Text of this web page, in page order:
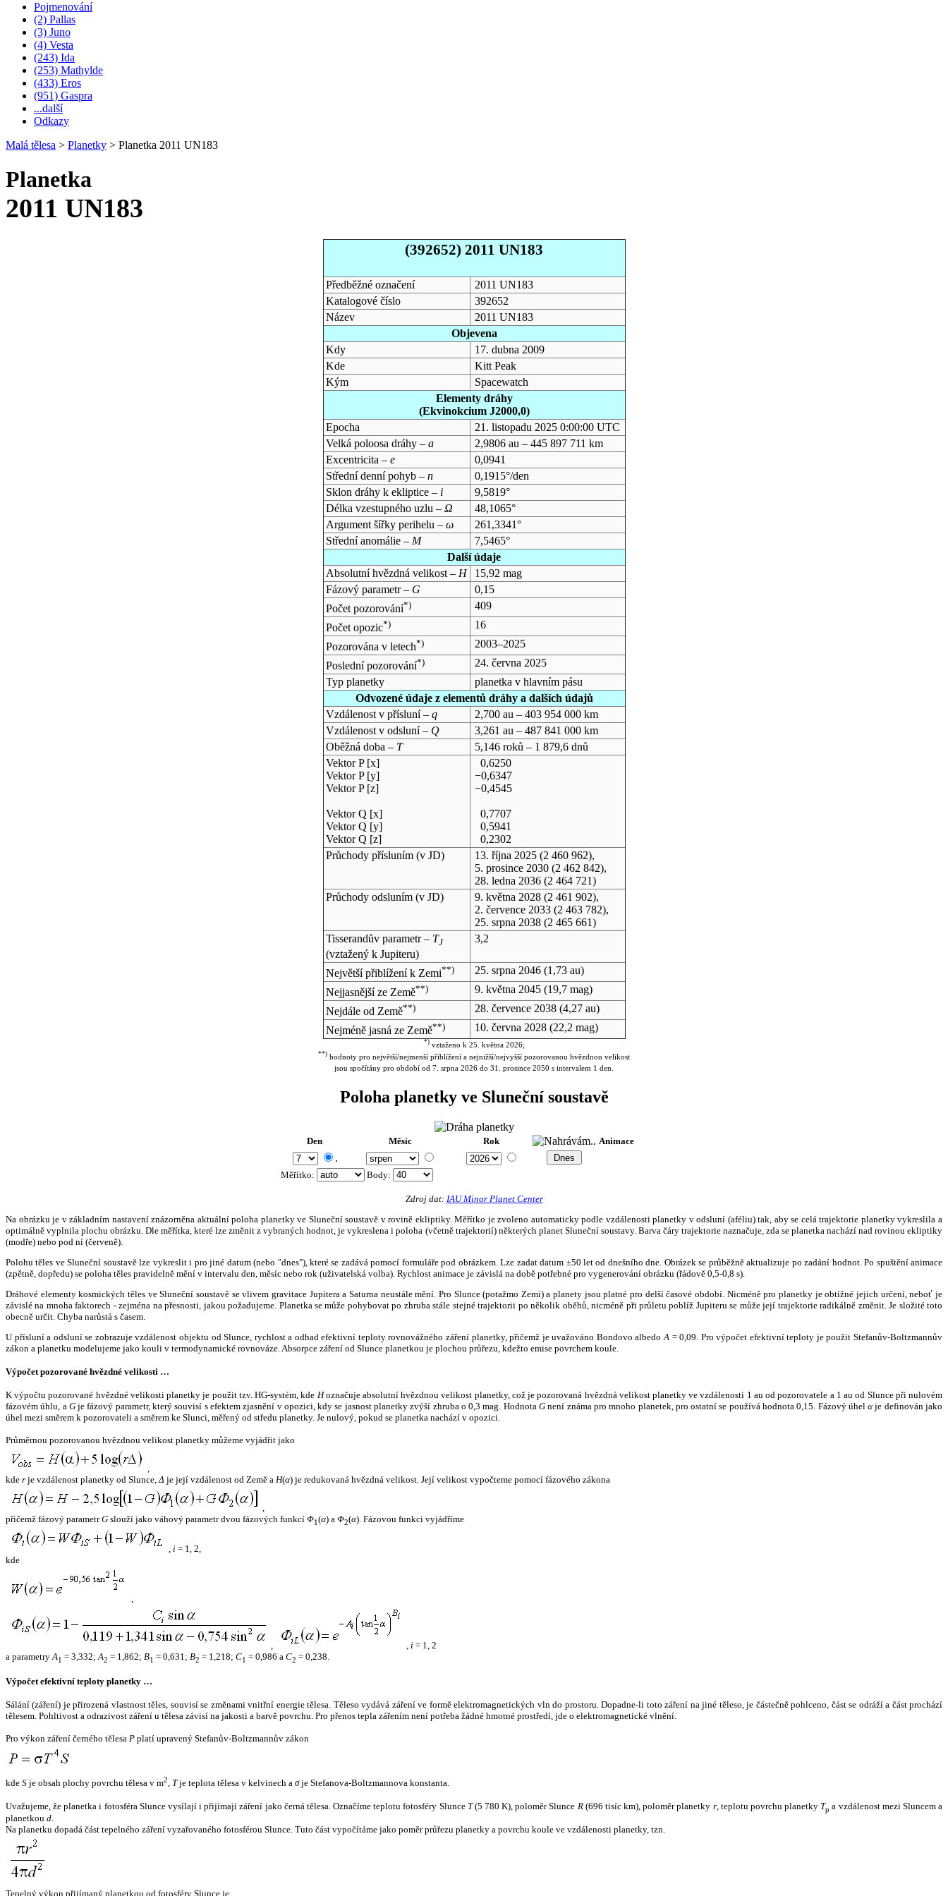
Pojmenování
(2) Pallas
(3) Juno
(4) Vesta
(243) Ida
(253) Mathylde
(433) Eros
(951) Gaspra
...další
Odkazy
Malá tělesa > Planetky > Planetka 2011 UN183
Planetka
2011 UN183
(392652) 2011 UN183
Předběžné označení
2011 UN183
Katalogové číslo
392652
Název
2011 UN183
Objevena
Kdy
17. dubna 2009
Kde
Kitt Peak
Kým
Spacewatch
Elementy dráhy
(Ekvinokcium J2000,0)
Epocha
21. listopadu 2025 0:00:00 UTC
Velká poloosa dráhy – a
2,9806 au – 445 897 711 km
Excentricita – e
0,0941
Střední denní pohyb – n
0,1915°/den
Sklon dráhy k ekliptice – i
9,5819°
Délka vzestupného uzlu – Ω
48,1065°
Argument šířky perihelu – ω
261,3341°
Střední anomálie – M
7,5465°
Další údaje
Absolutní hvězdná velikost – H
15,92 mag
Fázový parametr – G
0,15
Počet pozorování*)
409
Počet opozic*)
16
Pozorována v letech*)
2003–2025
Poslední pozorování*)
24. června 2025
Typ planetky
planetka v hlavním pásu
Odvozené údaje z elementů dráhy a dalších údajů
Vzdálenost v přísluní – q
2,700 au – 403 954 000 km
Vzdálenost v odsluní – Q
3,261 au – 487 841 000 km
Oběžná doba – T
5,146 roků – 1 879,6 dnů
Vektor P [x]
Vektor P [y]
Vektor P [z]
Vektor Q [x]
Vektor Q [y]
Vektor Q [z]
0,6250
−0,6347
−0,4545
0,7707
0,5941
0,2302
Průchody přísluním (v JD) 13. října 2025(2 460 962),
5. prosince 2030(2 462 842),
28. ledna 2036(2 464 721)
Průchody odsluním (v JD) 9. května 2028(2 461 902),
2. července 2033(2 463 782),
25. srpna 2038(2 465 661)
Tisserandův parametr – TJ
(vztažený k Jupiteru)
3,2
Největší přiblížení k Zemi**) 25. srpna 2046(1,73 au)
Nejjasnější ze Země**) 9. května 2045(19,7 mag)
Nejdále od Země**) 28. července 2038(4,27 au)
Nejméně jasná ze Země**) 10. června 2028(22,2 mag)
*)vztaženo k 25. května 2026;
**) hodnoty pro největší/nejmenší přiblížení a nejnižší/nejvyšší pozorovanou hvězdnou velikost
jsou spočítány pro období od 7. srpna 2026 do 31. prosince 2050 s intervalem 1 den.
Poloha planetky ve Sluneční soustavě
Den Měsíc Rok Animace
.
Měřítko: Body:
Zdroj dat: IAU Minor Planet Center
Na obrázku je v základním nastavení znázorněna aktuální poloha planetky ve Sluneční soustavě v rovině ekliptiky. Měřítko je zvoleno automaticky podle vzdálenosti planetky v odsluní (aféliu) tak, aby se celá trajektorie planetky vykreslila a
optimálně vyplnila plochu obrázku. Dle měřítka, které lze změnit z vybraných hodnot, je vykreslena i poloha (včetně trajektorií) některých planet Sluneční soustavy. Barva čáry trajektorie naznačuje, zda se planetka nachází nad rovinou ekliptiky
(modře) nebo pod ní (červeně).
Polohu těles ve Sluneční soustavě lze vykreslit i pro jiné datum (nebo "dnes"), které se zadává pomocí formuláře pod obrázkem. Lze zadat datum ±50 let od dnešního dne. Obrázek se průběžně aktualizuje po zadání hodnot. Po spuštění animace
(zpětně, dopředu) se poloha těles pravidelně mění v intervalu den, měsíc nebo rok (uživatelská volba). Rychlost animace je závislá na době potřebné pro vygenerování obrázku (řádově 0,5-0,8 s).
Dráhové elementy kosmických těles ve Sluneční soustavě se vlivem gravitace Jupitera a Saturna neustále mění. Pro Slunce (potažmo Zemi) a planety jsou platné pro delší časové období. Nicméně pro planetky je obtížné jejich určení, neboť je
závislé na mnoha faktorech - zejména na přesnosti, jakou požadujeme. Planetka se může pohybovat po zhruba stále stejné trajektorii po několik oběhů, nicméně při průletu poblíž Jupiteru se může její trajektorie radikálně změnit. Je složité toto
obecně určit. Chyba narůstá s časem.
U přísluní a odsluní se zobrazuje vzdálenost objektu od Slunce, rychlost a odhad efektivní teploty rovnovážného záření planetky, přičemž je uvažováno Bondovo albedo A = 0,09. Pro výpočet efektivní teploty je použit Stefanův-Boltzmannův
zákon a planetku modelujeme jako kouli v termodynamické rovnováze. Absorpce záření od Slunce planetkou je plochou průřezu, kdežto emise povrchem koule.
Výpočet pozorované hvězdné velikosti …
K výpočtu pozorované hvězdné velikosti planetky je použit tzv. HG-systém, kde Hoznačuje absolutní hvězdnou velikost planetky, což je pozorovaná hvězdná velikost planetky ve vzdálenosti 1 au od pozorovatele a 1 au od Slunce při nulovém
fázovém úhlu, a Gje fázový parametr, který souvisí s efektem zjasnění v opozici, kdy se jasnost planetky zvýší zhruba o 0,3 mag. HodnotaG není známa pro mnoho planetek, pro ostatní se používá hodnota 0,15. Fázový úhelα je definován jako
úhel mezi směrem k pozorovateli a směrem ke Slunci, měřený od středu planetky. Je nulový, pokud se planetka nachází v opozici.
Průměrnou pozorovanou hvězdnou velikost planetky můžeme vyjádřit jako
,
kde r je vzdálenost planetky od Slunce,Δ je její vzdálenost od Země a H(α) je redukovaná hvězdná velikost. Její velikost vypočteme pomocí fázového zákona
,
přičemž fázový parametrG slouží jako váhový parametr dvou fázových funkcí Φ1(α) a Φ2(α). Fázovou funkci vyjádříme
, i = 1, 2,
kde
,
, , i = 1, 2
a parametryA1 = 3,332;A2 = 1,862; B1 = 0,631; B2 = 1,218; C1 = 0,986 a C2 = 0,238.
Výpočet efektivní teploty planetky …
Sálání (záření) je přirozená vlastnost těles, souvisí se změnami vnitřní energie tělesa. Těleso vydává záření ve formě elektromagnetických vln do prostoru. Dopadne-li toto záření na jiné těleso, je částečně pohlceno, část se odráží a část prochází
tělesem. Pohltivost a odrazivost záření u tělesa závisí na jakosti a barvě povrchu. Pro přenos tepla zářením není potřeba žádné hmotné prostředí, jde o elektromagnetické vlnění.
Pro výkon záření černého tělesa P platí upravený Stefanův-Boltzmannův zákon
kde S je obsah plochy povrchu tělesa v m2, Tje teplota tělesa v kelvinech a σje Stefanova-Boltzmannova konstanta.
Uvažujeme, že planetka i fotosféra Slunce vysílají i přijímají záření jako černá tělesa. Označíme teplotu fotosféry Slunce T(5 780 K), poloměr Slunce R(696 tisíc km), poloměr planetky r, teplotu povrchu planetky Tp a vzdálenost mezi Sluncem a
planetkou d.
Na planetku dopadá část tepelného záření vyzařovaného fotosférou Slunce. Tuto část vypočítáme jako poměr průřezu planetky a povrchu koule ve vzdálenosti planetky, tzn.
Tepelný výkon přijímaný planetkou od fotosféry Slunce je